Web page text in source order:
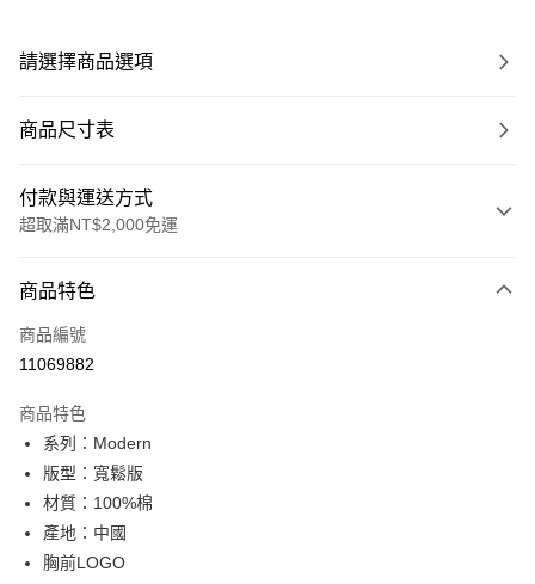
請選擇商品選項
商品尺寸表
付款與運送方式
超取滿NT$2,000免運
信用卡一次付款
信用卡分期付款
合作金庫商業銀行
華南商業銀行
上海商業儲蓄銀行
國泰世華商業銀行
臺灣中小企業銀行
匯豐（台灣）商業銀行
聯邦商業銀行
超商取貨付款
LINE Pay
Apple Pay
悠遊付
商品特色
商品編號
11069882
商品特色
系列：Modern
版型：寬鬆版
材質：100%棉
產地：中國
胸前LOGO